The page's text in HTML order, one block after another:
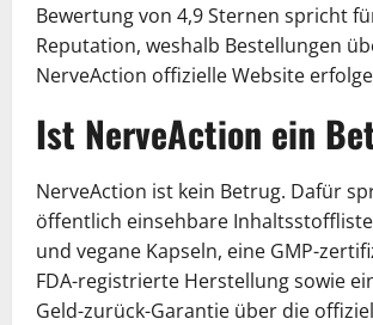
Bewertung von 4,9 Sternen spricht
Reputation, weshalb Bestellungen
NerveAction offizielle Website
Ist NerveAction ein
NerveAction ist kein Betrug. Dafür
öffentlich einsehbare
und vegane Kapseln, eine GMP-
FDA-registrierte Herstellung sowie
Geld-zurück-Garantie über die